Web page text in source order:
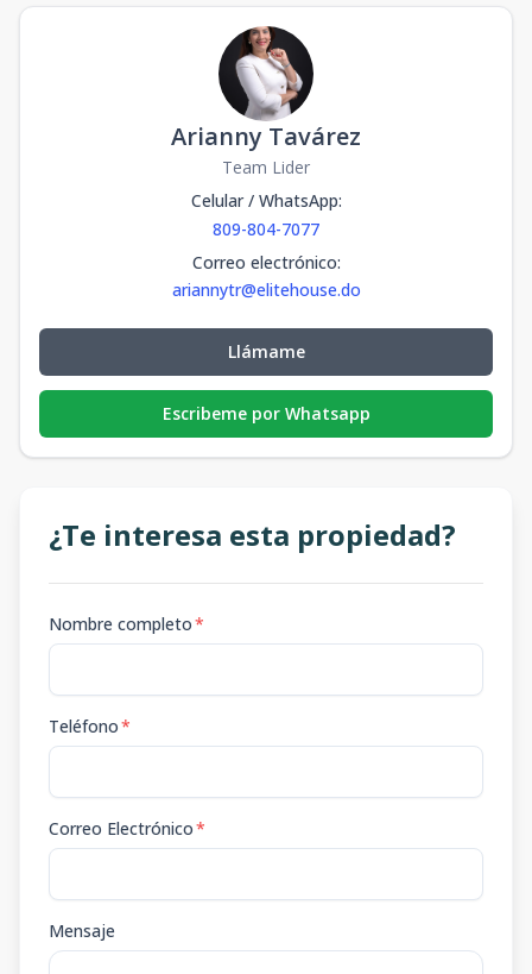
Arianny Tavárez
Team Lider
Celular / WhatsApp:
809-804-7077
Correo electrónico:
ariannytr@elitehouse.do
Llámame
Escribeme por Whatsapp
¿Te interesa esta propiedad?
Nombre completo*
Teléfono*
Correo Electrónico*
Mensaje